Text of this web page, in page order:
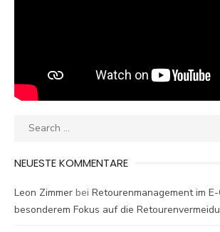
Search
NEUESTE KOMMENTARE
Leon Zimmer bei Retourenmanagement im
besonderem Fokus auf die